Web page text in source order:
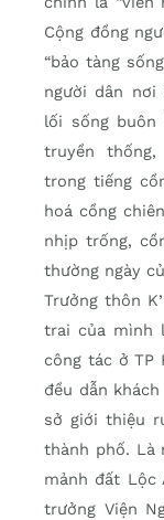
Cộng đồng
“bảo tàng
người dân nơi
lối sống
truyền
trong tiếng
hoá cồng
nhịp trống,
thường ngày
Trưởng thôn
trai của mình
công tác ở TP
đều dẫn
sở giới thiệu
thành phố. Là
mảnh đất Lộc
trưởng Viện